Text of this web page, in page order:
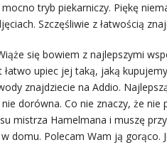
tryb piekarniczy. Piękę
Szczęśliwie z łatwością
się bowiem z najlepszymi
łatwo upiec jej taką, jaką
znajdziecie na Addio.
dorówna. Co nie znaczy, że
mistrza Hamelmana i muszę
domu. Polecam Wam ją gorąco.